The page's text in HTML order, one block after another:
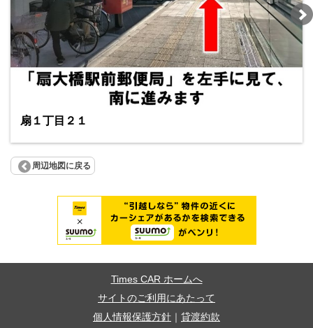
扇１丁目２１
周辺地図に戻る
Times CAR ホームへ
サイトのご利用にあたって
個人情報保護方針
貸渡約款